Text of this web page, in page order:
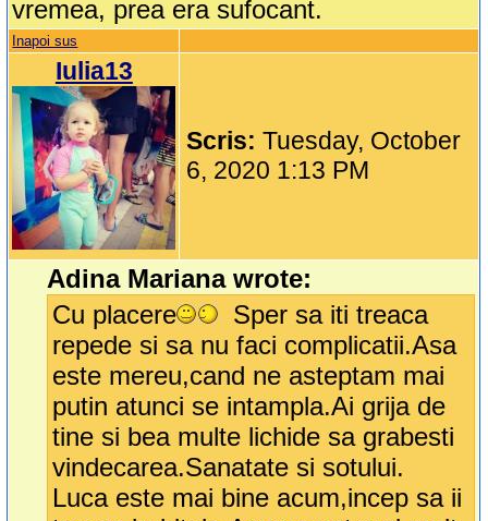
vremea, prea era sufocant.
Inapoi sus
Iulia13
Scris:Tuesday, October
6, 2020 1:13 PM
Adina Mariana wrote:
Cu placere
Sper sa iti treaca
repede si sa nu faci complicatii.Asa
este mereu,cand ne asteptam mai
putin atunci se intampla.Ai grija de
tine si bea multe lichide sa grabesti
vindecarea.Sanatate si sotului.
Luca este mai bine acum,incep sa ii